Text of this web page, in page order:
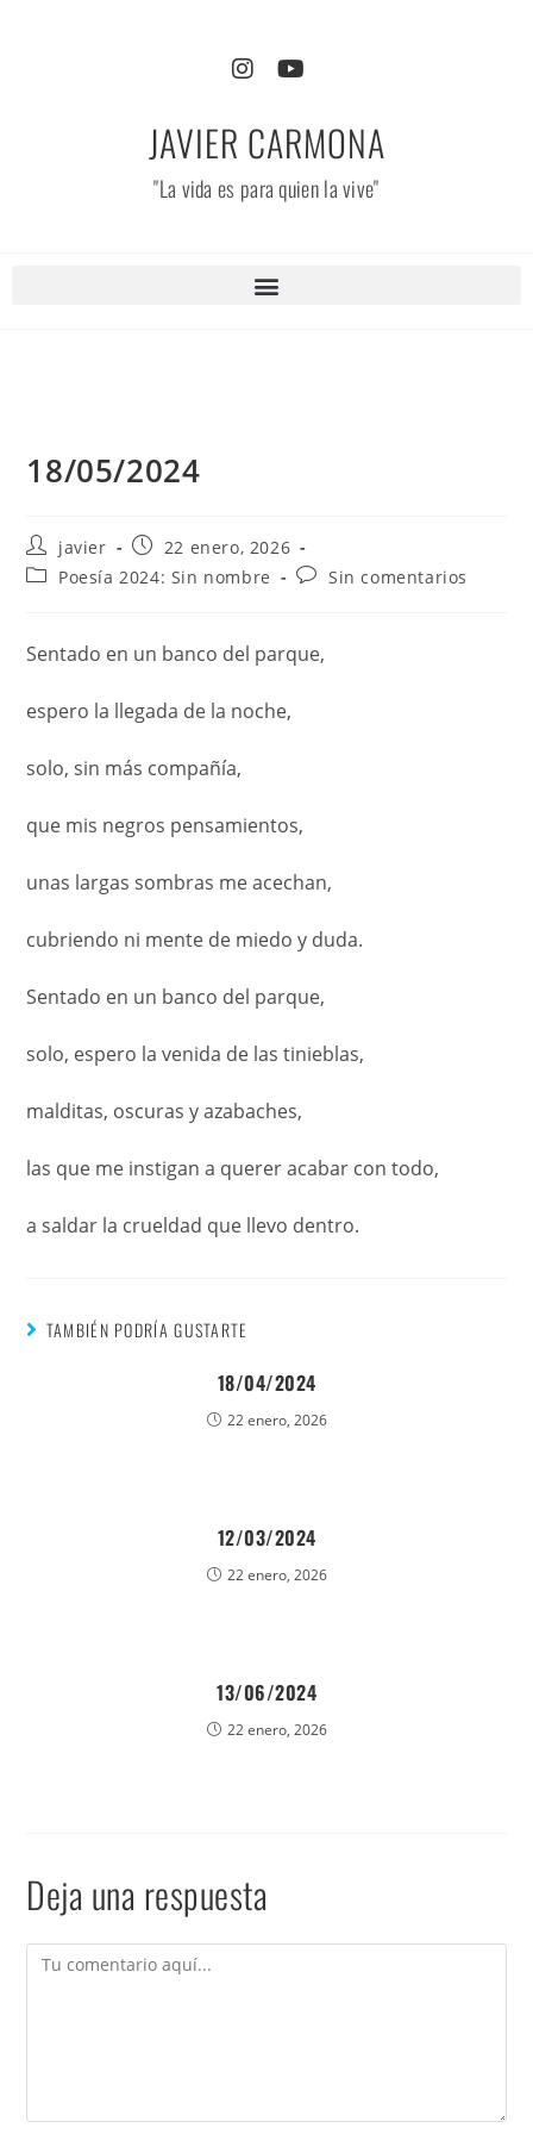
JAVIER CARMONA
"La vida es para quien la vive"
18/05/2024
javier
22 enero, 2026
Poesía 2024: Sin nombre
Sin comentarios
Sentado en un banco del parque,
espero la llegada de la noche,
solo, sin más compañía,
que mis negros pensamientos,
unas largas sombras me acechan,
cubriendo ni mente de miedo y duda.
Sentado en un banco del parque,
solo, espero la venida de las tinieblas,
malditas, oscuras y azabaches,
las que me instigan a querer acabar con todo,
a saldar la crueldad que llevo dentro.
TAMBIÉN PODRÍA GUSTARTE
18/04/2024
22 enero, 2026
12/03/2024
22 enero, 2026
13/06/2024
22 enero, 2026
Deja una respuesta